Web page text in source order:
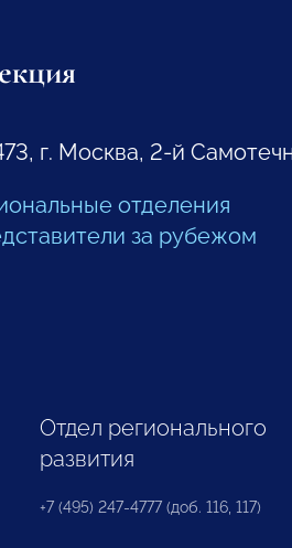
г. Москва, 2-й
отделения
за рубежом
Отдел регионального
развития
+7 (495) 247-4777 (доб. 116, 117)